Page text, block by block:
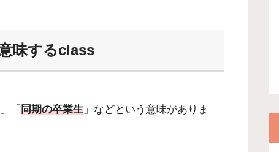
味するclass
」「 同期の卒業生 」などという意味がありま